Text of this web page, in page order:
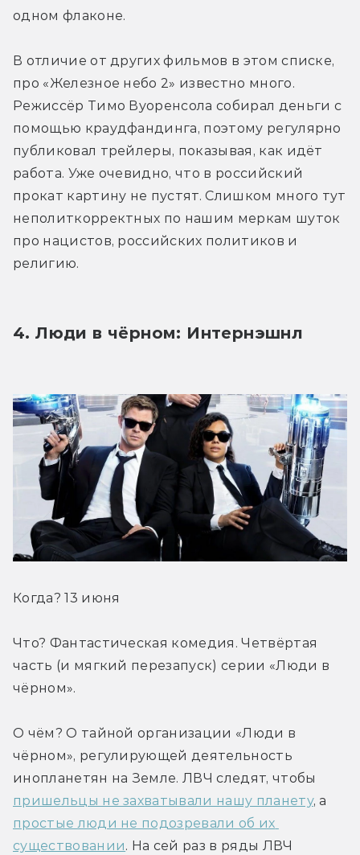
одном флаконе.
В отличие от других фильмов в этом списке,
про «Железное небо 2» известно много.
Режиссёр Тимо Вуоренсола собирал деньги с
помощью краудфандинга, поэтому регулярно
публиковал трейлеры, показывая, как идёт
работа. Уже очевидно, что в российский
прокат картину не пустят. Слишком много тут
неполиткорректных по нашим меркам шуток
про нацистов, российских политиков и
религию.
4. Люди в чёрном: Интернэшнл
Когда? 13 июня
Что? Фантастическая комедия. Четвёртая
часть (и мягкий перезапуск) серии «Люди в
чёрном».
О чём? О тайной организации «Люди в
чёрном», регулирующей деятельность
пришельцы не захватывали нашу планету
простые люди не подозревали об их
существовании. На сей раз в ряды ЛВЧ